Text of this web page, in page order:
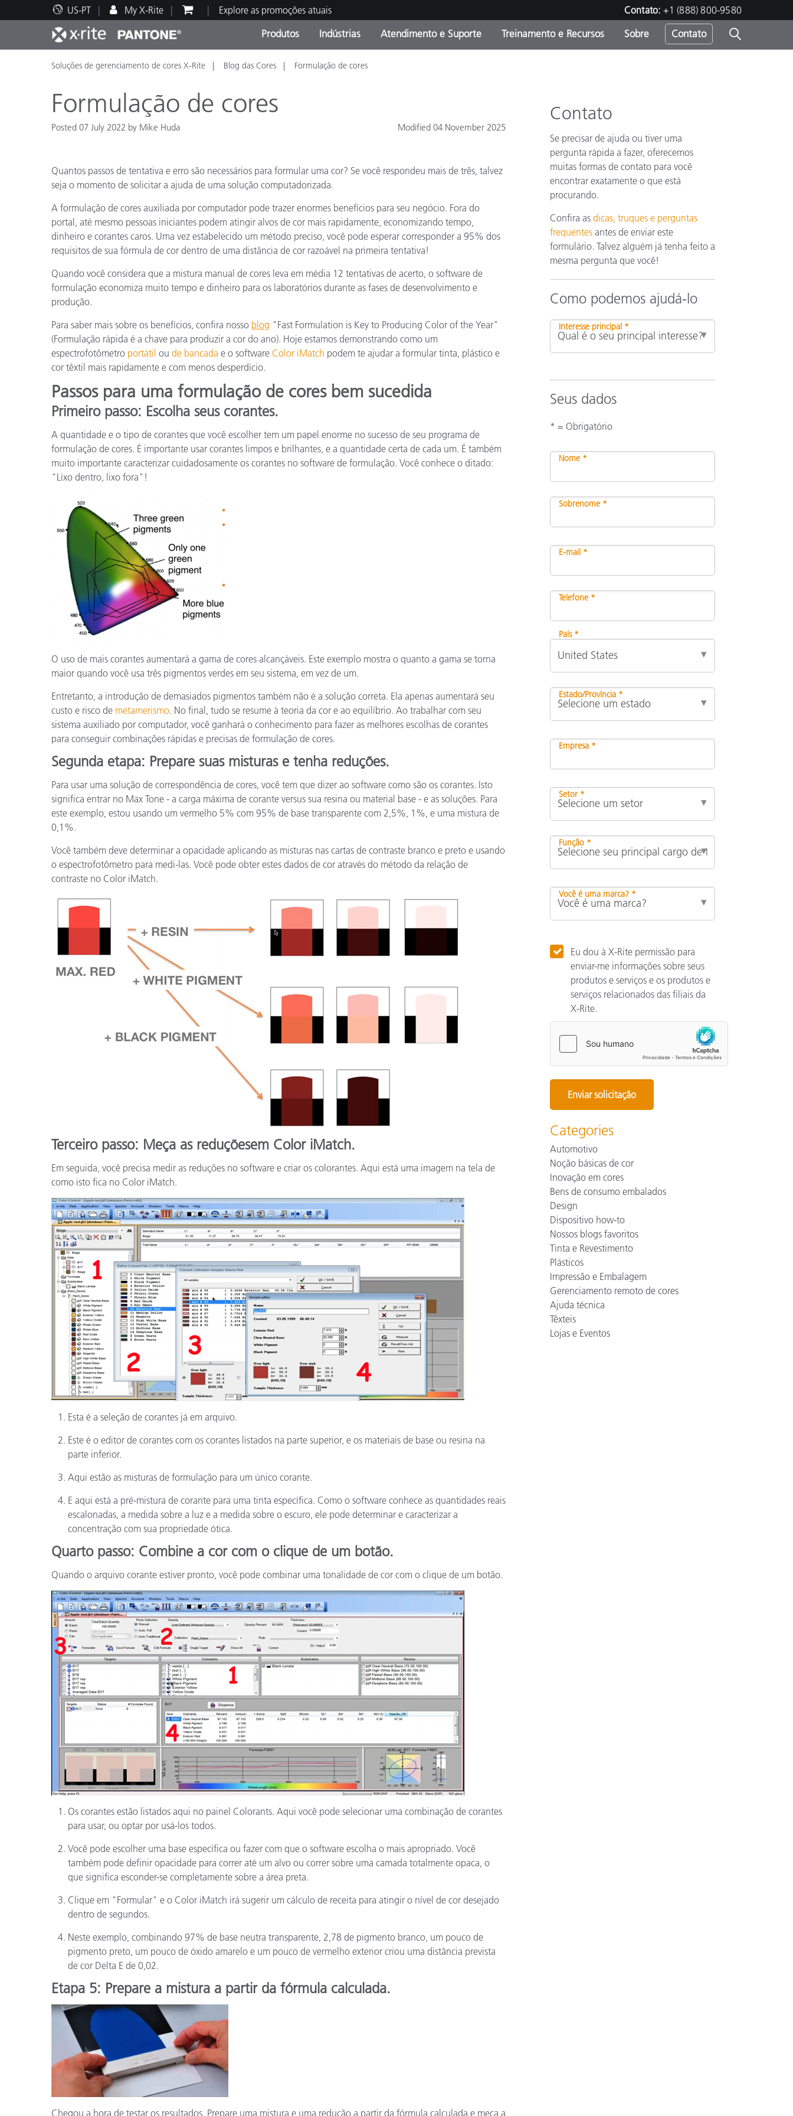
US-PT My X-Rite Explore as promoções atuais Contato: +1 (888) 800-9580
Produtos
Principais produtos Categoria de Produtos
Indústrias
Impressão e Embalagem
Automotiva
Plásticos
Tintas e Revestimentos
Têxtil
Manufatura de Cosméticos
Ciências Biológicas
Produtos Eletrônicos
Papel
Bens Duráveis
Atendimento e Suporte
Suporte Técnico Serviço de Manutenção
Treinamento e Recursos
Recursos Educacionais Formação
Outros recursos
Sobre Contato
Soluções de gerenciamento de cores X-Rite Blog das Cores Formulação de cores
Formulação de cores
Posted 07 July 2022 by Mike Huda Modified 04 November 2025
Quantos passos de tentativa e erro são necessários para formular uma cor? Se você respondeu mais de três, talvez
seja o momento de solicitar a ajuda de uma solução computadorizada.
A formulação de cores auxiliada por computador pode trazer enormes benefícios para seu negócio. Fora do
portal, até mesmo pessoas iniciantes podem atingir alvos de cor mais rapidamente, economizando tempo,
dinheiro e corantes caros. Uma vez estabelecido um método preciso, você pode esperar corresponder a 95% dos
requisitos de sua fórmula de cor dentro de uma distância de cor razoável na primeira tentativa!
Quando você considera que a mistura manual de cores leva em média 12 tentativas de acerto, o software de
formulação economiza muito tempo e dinheiro para os laboratórios durante as fases de desenvolvimento e
produção.
Para saber mais sobre os benefícios, confira nosso blog "Fast Formulation is Key to Producing Color of the Year"
(Formulação rápida é a chave para produzir a cor do ano). Hoje estamos demonstrando como um
espectrofotômetro portátil ou de bancada e o software Color iMatch podem te ajudar a formular tinta, plástico e
cor têxtil mais rapidamente e com menos desperdício.
Passos para uma formulação de cores bem sucedida
Primeiro passo: Escolha seus corantes.
A quantidade e o tipo de corantes que você escolher tem um papel enorme no sucesso de seu programa de
formulação de cores. É importante usar corantes limpos e brilhantes, e a quantidade certa de cada um. É também
muito importante caracterizar cuidadosamente os corantes no software de formulação. Você conhece o ditado:
"Lixo dentro, lixo fora"!
O uso de mais corantes aumentará a gama de cores alcançáveis. Este exemplo mostra o quanto a gama se torna
maior quando você usa três pigmentos verdes em seu sistema, em vez de um.
Entretanto, a introdução de demasiados pigmentos também não é a solução correta. Ela apenas aumentará seu
custo e risco de metamerismo. No final, tudo se resume à teoria da cor e ao equilíbrio. Ao trabalhar com seu
sistema auxiliado por computador, você ganhará o conhecimento para fazer as melhores escolhas de corantes
para conseguir combinações rápidas e precisas de formulação de cores.
Segunda etapa: Prepare suas misturas e tenha reduções.
Para usar uma solução de correspondência de cores, você tem que dizer ao software como são os corantes. Isto
significa entrar no Max Tone - a carga máxima de corante versus sua resina ou material base - e as soluções. Para
este exemplo, estou usando um vermelho 5% com 95% de base transparente com 2,5%, 1%, e uma mistura de
0,1%.
Você também deve determinar a opacidade aplicando as misturas nas cartas de contraste branco e preto e usando
o espectrofotômetro para medi-las. Você pode obter estes dados de cor através do método da relação de
contraste no Color iMatch.
Terceiro passo: Meça as reduçõesem Color iMatch.
Em seguida, você precisa medir as reduções no software e criar os colorantes. Aqui está uma imagem na tela de
como isto fica no Color iMatch.
Esta é a seleção de corantes já em arquivo.
Este é o editor de corantes com os corantes listados na parte superior, e os materiais de base ou resina na
parte inferior.
Aqui estão as misturas de formulação para um único corante.
E aqui está a pré-mistura de corante para uma tinta específica. Como o software conhece as quantidades reais
escalonadas, a medida sobre a luz e a medida sobre o escuro, ele pode determinar e caracterizar a
concentração com sua propriedade ótica.
Quarto passo: Combine a cor com o clique de um botão.
Quando o arquivo corante estiver pronto, você pode combinar uma tonalidade de cor com o clique de um botão.
Os corantes estão listados aqui no painel Colorants. Aqui você pode selecionar uma combinação de corantes
para usar, ou optar por usá-los todos.
Você pode escolher uma base específica ou fazer com que o software escolha o mais apropriado. Você
também pode definir opacidade para correr até um alvo ou correr sobre uma camada totalmente opaca, o
que significa esconder-se completamente sobre a área preta.
Clique em "Formular" e o Color iMatch irá sugerir um cálculo de receita para atingir o nível de cor desejado
dentro de segundos.
Neste exemplo, combinando 97% de base neutra transparente, 2,78 de pigmento branco, um pouco de
pigmento preto, um pouco de óxido amarelo e um pouco de vermelho exterior criou uma distância prevista
de cor Delta E de 0,02.
Etapa 5: Prepare a mistura a partir da fórmula calculada.
Chegou a hora de testar os resultados. Prepare uma mistura e uma redução a partir da fórmula calculada e meça a
Contato
Se precisar de ajuda ou tiver uma
pergunta rápida a fazer, oferecemos
muitas formas de contato para você
encontrar exatamente o que está
procurando.
Confira as dicas, truques e perguntas
frequentes antes de enviar este
formulário. Talvez alguém já tenha feito a
mesma pergunta que você!
Como podemos ajudá-lo
Interesse principal *
Seus dados
* = Obrigatório
Nome *
Sobrenome *
E-mail *
Telefone *
País *
Estado/Província *
Empresa *
Setor *
Função *
Você é uma marca? *
Eu dou à X-Rite permissão para
enviar-me informações sobre seus
produtos e serviços e os produtos e
serviços relacionados das filiais da
X-Rite.
Categories
Automotivo
Noção básicas de cor
Inovação em cores
Bens de consumo embalados
Design
Dispositivo how-to
Nossos blogs favoritos
Tinta e Revestimento
Plásticos
Impressão e Embalagem
Gerenciamento remoto de cores
Ajuda técnica
Têxteis
Lojas e Eventos